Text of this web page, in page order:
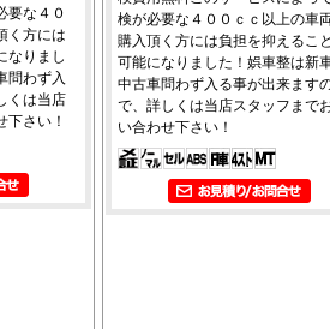
要な４０
く方には
なりまし
問わず入
くは当店
下さい！
検が必要な４００ｃｃ以上の車
購入頂く方には負担を抑えるこ
可能になりました！娯車整は新
中古車問わず入る事が出来ます
で、詳しくは当店スタッフまで
い合わせ下さい！